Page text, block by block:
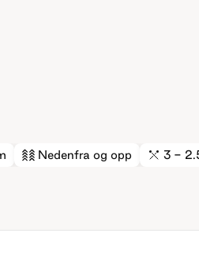
Nedenfra og opp 3 -